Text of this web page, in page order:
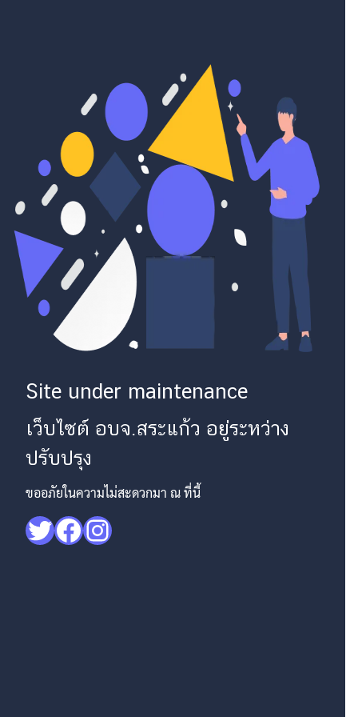
Site under maintenance
เว็บไซต์ อบจ.สระแก้ว อยู่ระหว่าง
ปรับปรุง
ขออภัยในความไม่สะดวกมา ณ ที่นี้
Twitter
Facebook
Instagram